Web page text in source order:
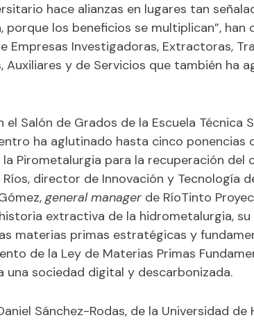
hace alianzas en lugares tan
porque los beneficios se multiplican”, han
Empresas Investigadoras, Extractoras,
Auxiliares y de Servicios que también ha
el Salón de Grados de la Escuela Técnica
ha aglutinado hasta cinco
Pirometalurgia para la recuperación del
director de Innovación y Tecnología
general manager de RíoTinto
extractiva de la hidrometalurgia,
materias primas estratégicas y
de la Ley de Materias Primas
una sociedad digital y descarbonizada.
Sánchez-Rodas, de la Universidad de